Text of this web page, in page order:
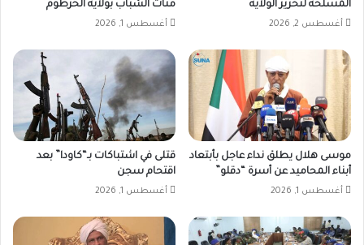
المسلحة لتحرير الولاية
أغسطس 2, 2026
مئات الشباب بولاية الخرطوم
أغسطس 1, 2026
موسى هلال يطلق نداء عاجل بأبتعاد
أبناء المحاميد عن أسرة “دقلو”
أغسطس 1, 2026
قتلى في اشتباكات بـ“كاودا” بعد
اقتحام سجن
أغسطس 1, 2026